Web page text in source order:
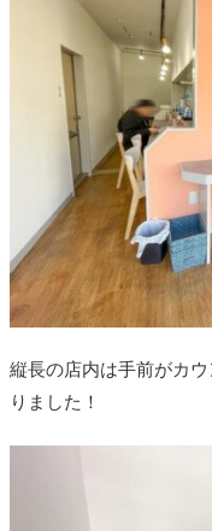
縦長の店内は手前がカ
りました！